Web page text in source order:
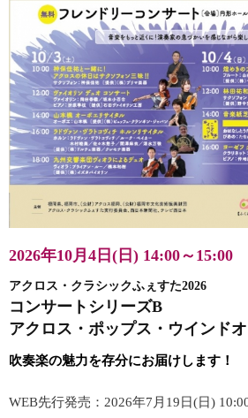
2026年10月4日(日) 14:00～15:00
アクロス・クラシックふぇすた2026
コンサートシリーズB
アクロス・ポップス・ウインド
吹奏楽の魅力を存分にお届けします！
WEB先行発売：2026年7月19日(日)